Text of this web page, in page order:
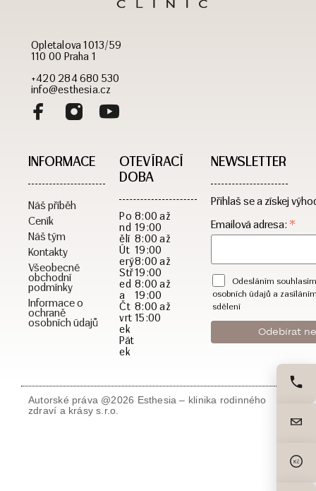
Opletalova 1013/59
110 00 Praha 1
+420 284 680 530
info@esthesia.cz
INFORMACE
Náš příběh
Ceník
Náš tým
Kontakty
Všeobecné
obchodní
podmínky
Informace o
ochraně
osobních údajů
OTEVÍRACÍ
DOBA​
Po
nd
ělí
Út
erý
Stř
ed
a
Čt
vrt
ek
Pát
ek
8:00 až
19:00
8:00 až
19:00
8:00 až
19:00
8:00 až
19:00
8:00 až
15:00
NEWSLETTER
Přihlaš se a získej
Emailová adresa: *
Odesláním
osobních údajů a
sdělení
Autorské práva @2026 Esthesia – klinika rodinného
zdraví a krásy s.r.o.
Kč